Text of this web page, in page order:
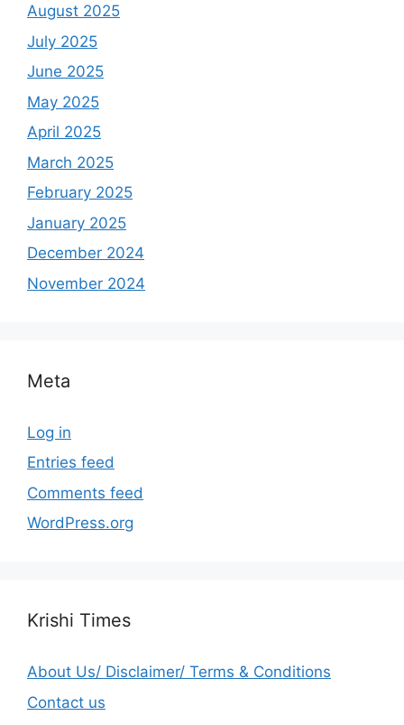
August 2025
July 2025
June 2025
May 2025
April 2025
March 2025
February 2025
January 2025
December 2024
November 2024
Meta
Log in
Entries feed
Comments feed
WordPress.org
Krishi Times
About Us/ Disclaimer/ Terms & Conditions
Contact us